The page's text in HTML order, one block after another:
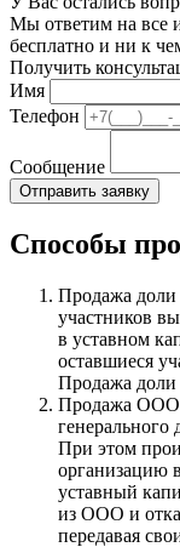
Мы ответим на все
бесплатно и ни к
Получить
Имя
Телефон
Сообщение
Способы
Продажа доли
участников
в уставном
оставшиеся
Продажа доли
Продажа ООО
генерального
При этом
организацию
уставный
из ООО и
передавая